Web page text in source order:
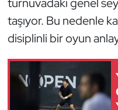
taşıyor. Bu nedenle
disiplinli bir oyun
Yüzme